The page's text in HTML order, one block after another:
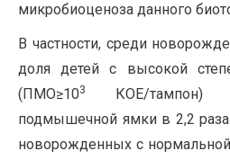
микробиоценоза данного
В частности, среди
доля детей с высокой
(ПМО≥103 КОЕ/тампон)
подмышечной ямки в 2,2
новорожденных с